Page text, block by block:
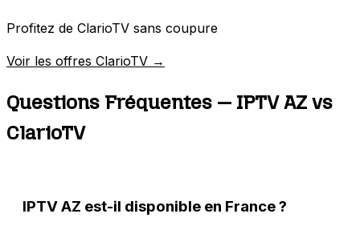
Profitez de ClarioTV sans coupure
Voir les offres ClarioTV →
Questions Fréquentes — IPTV AZ vs
ClarioTV
IPTV AZ est-il disponible en France ?